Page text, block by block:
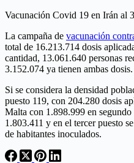
Vacunación Covid 19 en Irán al
La campaña de vacunación
total de 16.213.714 dosis
cantidad, 13.061.640 personas
3.152.074 ya tienen ambas dosis.
Si se considera la densidad
puesto 119, con 204.280 dosis
Malta con 1.898.999 en
1.803.411 y en el tercer puesto
de habitantes inoculados.